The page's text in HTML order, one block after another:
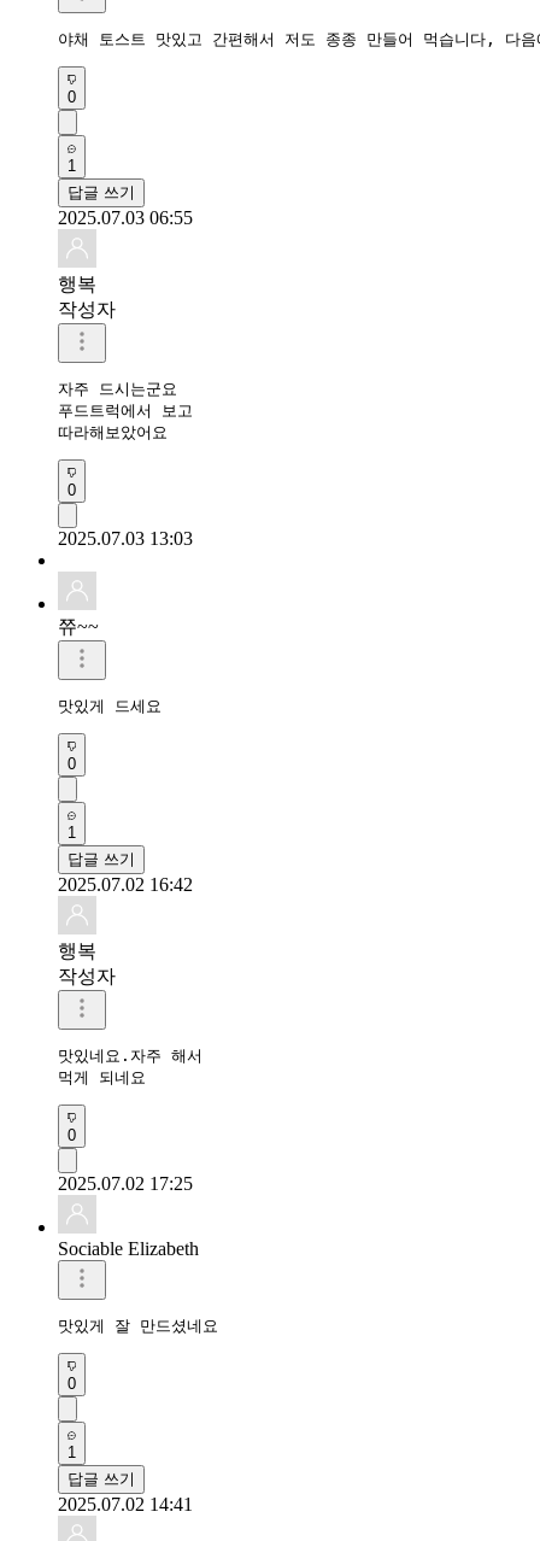
야채 토스트 맛있고 간편해서 저도 종종 만들어 먹습니다, 다
0
1
답글 쓰기
2025.07.03 06:55
행복
작성자
자주 드시는군요
푸드트럭에서 보고
따라해보았어요
0
2025.07.03 13:03
쮸~~
맛있게 드세요
0
1
답글 쓰기
2025.07.02 16:42
행복
작성자
맛있네요.자주 해서
먹게 되네요
0
2025.07.02 17:25
Sociable Elizabeth
맛있게 잘 만드셨네요
0
1
답글 쓰기
2025.07.02 14:41